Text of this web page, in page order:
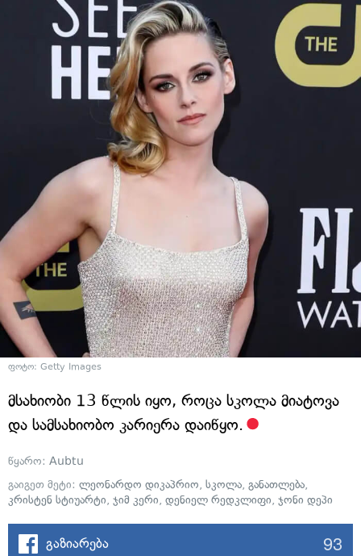
ფოტო: Getty Images
მსახიობი 13 წლის იყო, როცა სკოლა მიატოვა
და სამსახიობო კარიერა დაიწყო.
წყარო: Aubtu
გაიგეთ მეტი: ლეონარდო დიკაპრიო, სკოლა, განათლება,
კრისტენ სტიუარტი, ჯიმ კერი, დენიელ რედკლიფი, ჯონი დეპი
გაზიარება 93